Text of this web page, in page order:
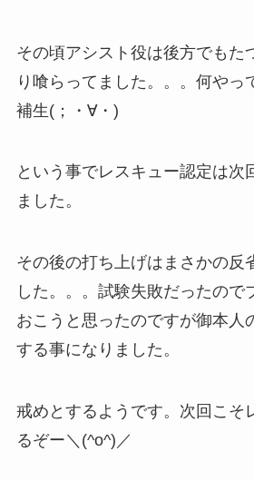
その頃アシスト役は後方でもた
り喰らってました。。。何やっ
補生(；・∀・)
という事でレスキュー認定は次
ました。
その後の打ち上げはまさかの反
した。。。試験失敗だったので
おこうと思ったのですが御本人
する事になりました。
戒めとするようです。次回こそ
るぞー＼(^o^)／